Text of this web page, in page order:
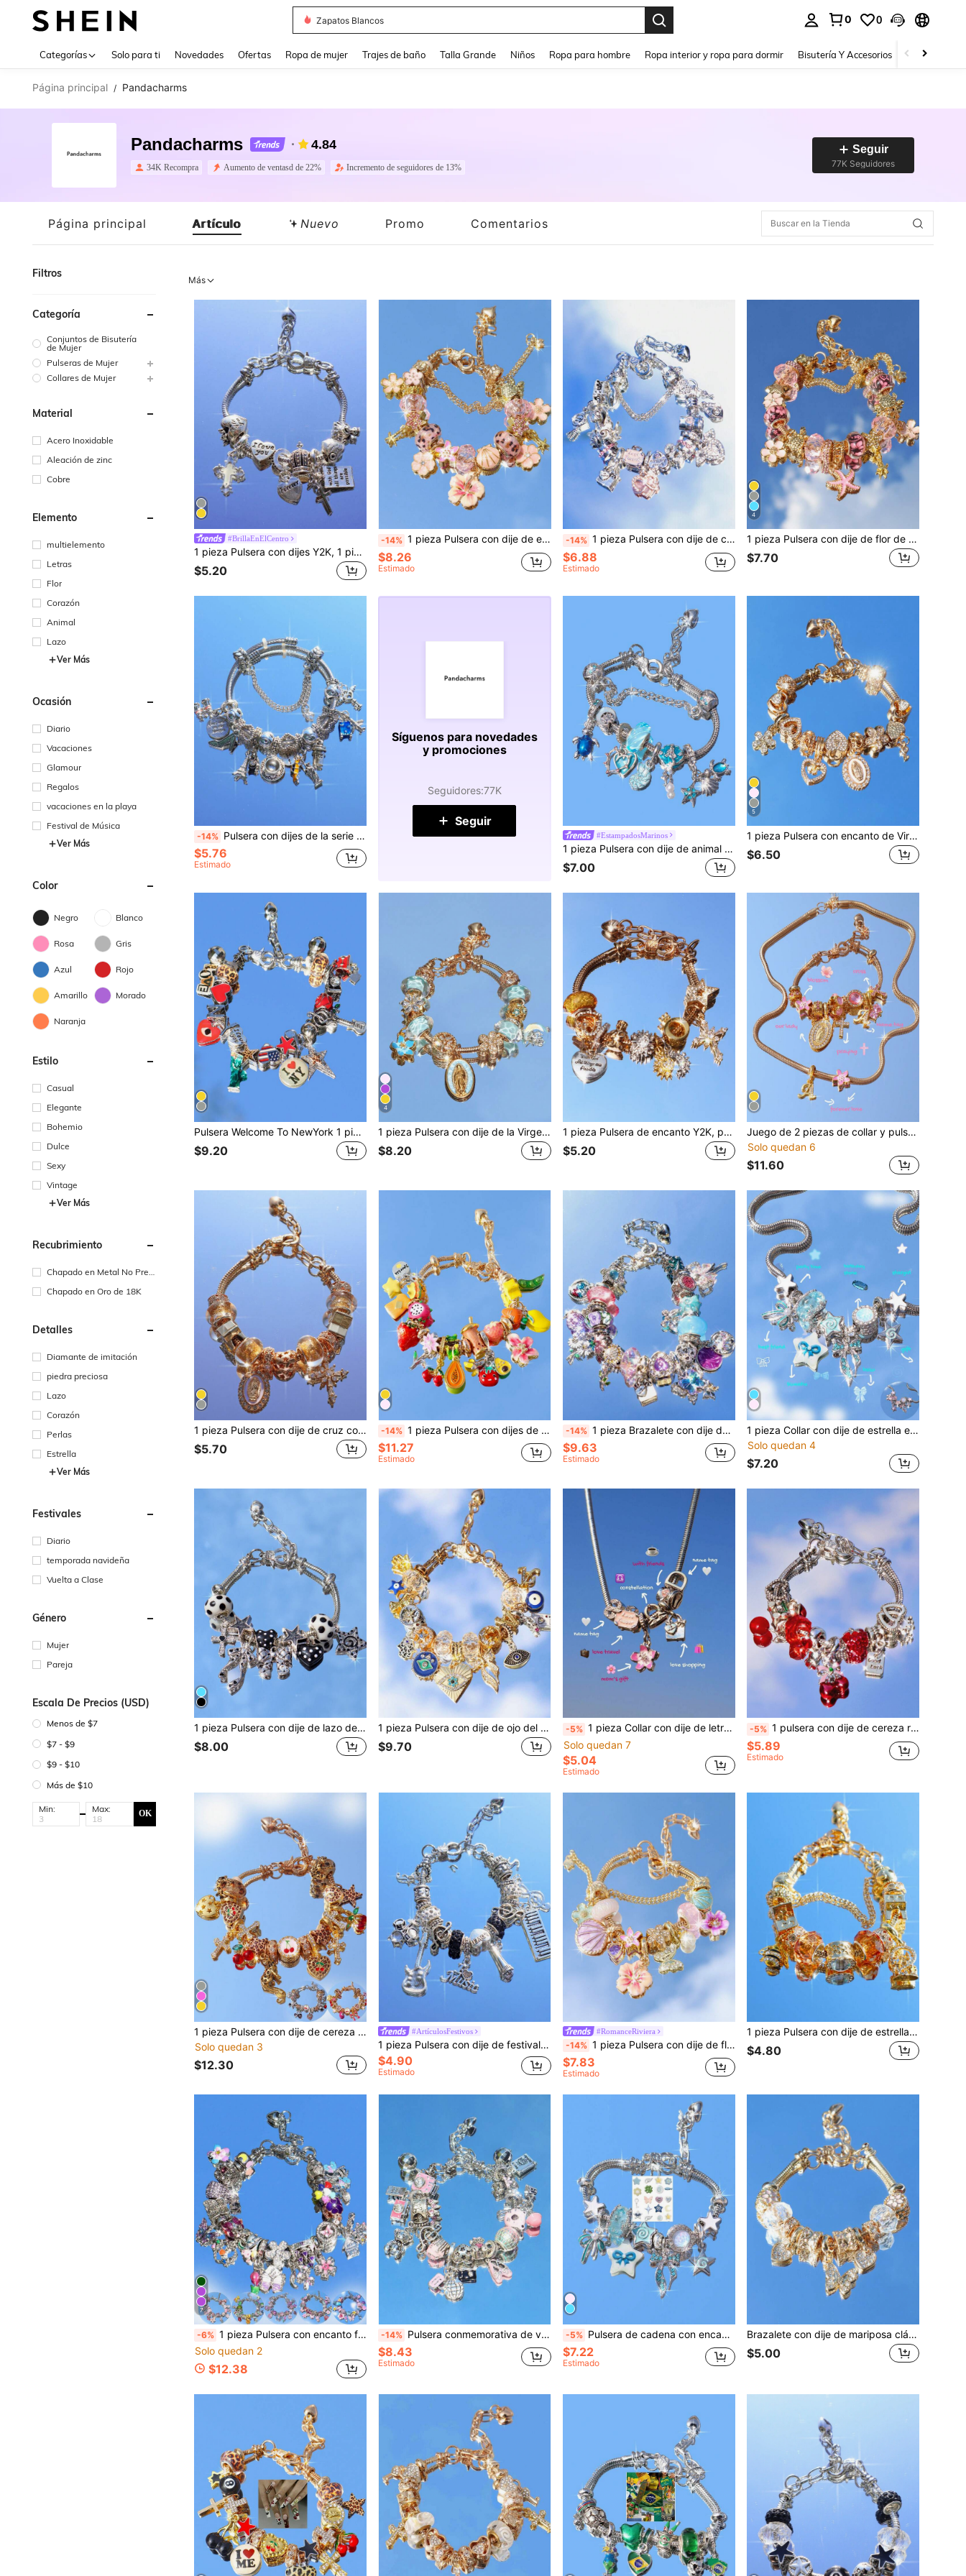
Zapatos Blancos
0 0
Categorías Solo para ti Novedades Ofertas Ropa de mujer Trajes de baño Talla Grande Niños Ropa para hombre Ropa interior y ropa para dormir Bisutería Y Accesorios Zapatos
Página principal / Pandacharms
Pandacharms 4.84
34K Recompra Aumento de ventasd de 22% Incremento de seguidores de 13%
Seguir
77K Seguidores
Página principal Artículo Nuevo Promo Comentarios
Filtros
Categoría
Conjuntos de Bisutería
de Mujer
Pulseras de Mujer
Collares de Mujer
Material
Acero Inoxidable
Aleación de zinc
Cobre
Elemento
multielemento
Letras
Flor
Corazón
Animal
Lazo
Ver Más
Ocasión
Diario
Vacaciones
Glamour
Regalos
vacaciones en la playa
Festival de Música
Ver Más
Color
Negro Blanco
Rosa Gris
Azul Rojo
Amarillo Morado
Naranja
Estilo
Casual
Elegante
Bohemio
Dulce
Sexy
Vintage
Ver Más
Recubrimiento
Chapado en Metal No Preci
Chapado en Oro de 18K
Detalles
Diamante de imitación
piedra preciosa
Lazo
Corazón
Perlas
Estrella
Ver Más
Festivales
Diario
temporada navideña
Vuelta a Clase
Género
Mujer
Pareja
Escala De Precios (USD)
Menos de $7
$7 - $9
$9 - $10
Más de $10
Min: Max: OK
Más
#BrillaEnElCentro
1 pieza Pulsera con dijes Y2K, 1 pieza Pulsera vintage de moda callejera con dije de cruz, 1 pieza Pulsera con dijes de cruz y corazón
$5.20
-14% 1 pieza Pulsera con dije de estampado de leopardo y flor de cerezo, estilo de vacaciones en la playa, pulsera con vida marina de estrella de mar y concha, pulsera DIY de flor de cerezo de verano, pulsera de moda con flor de cerezo y estrella de mar
$8.26
Estimado
-14% 1 pieza Pulsera con dije de corazón, pulsera DIY con cuentas de gato con corazón y agujero grande, pulsera de cuentas con dije de ala, lema y corazón, pulsera de corazón de moda, pulsera conmemorativa de viaje
$6.88
Estimado
4
1 pieza Pulsera con dije de flor de cerezo clásica, 1 pieza Pulsera DIY con estilo de océano con estrella de mar y concha, 1 pieza Pulsera con dije de flor de cerezo rosa
$7.70
-14% Pulsera con dijes de la serie de viaje, pulsera vintage con colgante de viaje, pulsera clásica de moda ajustable con dijes de maleta y café, regalo para amigos
$5.76
Estimado
Síguenos para novedades
y promociones
Seguidores:77K
Seguir
#EstampadosMarinos
1 pieza Pulsera con dije de animal marino, pulsera conmemorativa para proteger a los animales, pulsera de estilo marino, pulsera con estrella de mar y amonita, pulsera ajustable de estilo bohemio y vacaciones
$7.00
5
1 pieza Pulsera con encanto de Virgen María religiosa, 1 piezas Pulsera de cruz religiosa 1pieza Pulsera DIY de moda Sakura,1pieza Brazalete de llave y candado con forma de corazón de estilo
$6.50
Pulsera Welcome To NewYork 1 pieza Pulsera de la Amistad Estampado de Leopardo Pulsera del Festival de Música Pulsera de la Estatua de la Libertad Pulsera de Corazón Pulsera de Fiesta
$9.20
4
1 pieza Pulsera con dije de la Virgen María religiosa, 1 pieza Pulsera religiosa de media luna, 1 pieza Pulsera de flor de cerezo azul de moda DIY, 1 pieza Pulsera de árbol de la vida con corazón de moda
$8.20
1 pieza Pulsera de encanto Y2K, pulsera de encanto de cruz, pulsera de estrella y luna, pulsera religiosa de cruz, pulsera de moda callejera vintage, pulsera de encanto de cruz y corazón
$5.20
Juego de 2 piezas de collar y pulsera con dije de letra inglesa, corazón y flor de cerezo, pulsera conmemorativa con nombre, corazón y cruz, collar con letra y flor de cerezo
Solo quedan 6
$11.60
1 pieza Pulsera con dije de cruz con circonita brillante, pulsera religiosa con dije de la Virgen María, pulsera de cruz ajustable
$5.70
-14% 1 pieza Pulsera con dijes de fruta de verano DIY, Pulsera linda de flor de cerezo, Pulsera linda de tostada de cereza, Pulsera linda de fresa roja, Pulsera divertida de imitación de comida, Pulsera de papaya
$11.27
Estimado
-14% 1 pieza Brazalete con dije de flor y mariposa de estilo veraniego, con cuentas de girasol, margarita, mariposa y corazón para DIY, con cuentas de vidrio florales vintage estilo Monet, adecuado como regalo para amigos
$9.63
Estimado
1 pieza Collar con dije de estrella estilo coqueto, collar de vórtice de estrella, collar con lazo azul, collar DIY de niña linda con estrella
Solo quedan 4
$7.20
1 pieza Pulsera con dije de lazo de lunares de moda, Pulsera DIY de lazo de lunares azules, Pulsera de estrella cruz espiral
$8.00
1 pieza Pulsera con dije de ojo del diablo, 1 pieza Pulsera con estrella octagonal, 1 pieza Pulsera con ojo azul en forma de corazón, 1 pieza Pulsera con mano de Buda azul, 1 pieza Pulsera con lazo en forma de corazón
$9.70
-5% 1 pieza Collar con dije de letra de flor de cerezo, Collar conmemorativo vintage con letra de nombre en forma de corazón, Collar conmemorativo con eslogan, Collar conmemorativo de viaje y café
Solo quedan 7
$5.04
Estimado
-5% 1 pulsera con dije de cereza roja, pulsera DIY con fresa linda, pulsera retro Y2K con corazón, pulsera encantadora con dije de osito de peluche
$5.89
Estimado
1 pieza Pulsera con dije de cereza y estampado de leopardo, Pulsera de estrella y cruz de cristal con estampado de leopardo, Pulsera de la suerte con estampado de leopardo, estrella y número 777
Solo quedan 3
$12.30
#ArtículosFestivos
1 pieza Pulsera con dije de festival de música, pulsera de amistad TS, brazalete de ánimo para concierto de festival de música, pulsera de moda sencilla con guitarra y batería
$4.90
Estimado
#RomanceRiviera
-14% 1 pieza Pulsera con dije de flor de cerezo estilo vacaciones, pulsera con estrella de mar y concha de vida marina, pulsera DIY de flor y mariposa de verano, pulsera de moda con flor de cerezo y mariposa
$7.83
Estimado
1 pieza Pulsera con dije de estrella de moda, Pulsera de estrella de lujo vintage, Pulsera de estrella de estilo callejero ajustable
$4.80
7
-6% 1 pieza Pulsera con encanto floral vintage, Pulsera de flor de cerezo rosa, Pulsera de flor de tulipán, Pulsera de mariposa vintage, Pulsera de estilo de vacaciones
Solo quedan 2
$12.38
-14% Pulsera conmemorativa de viaje color rosa, pulsera conmemorativa de cumpleaños/aniversario con encantos de Tierra, pasaporte, maleta para recuerdos de viaje. Pulsera con encantos de donut y pastel, estilo dulce y adorable con encantos adorables
$8.43
Estimado
-5% Pulsera de cadena con encanto de estrella azul estilo coqueto, pulsera con remolino de estrella, pulsera con lazo azul, pulsera linda de estrella para niña DIY
$7.22
Estimado
Brazalete con dije de mariposa clásico, estilo de brazalete de vacaciones de verano, brazalete DIY de flor de sakura rosa, brazalete retro de corazón
$5.00